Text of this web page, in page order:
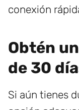
conexión
Obtén
de 30
Si aún tienes